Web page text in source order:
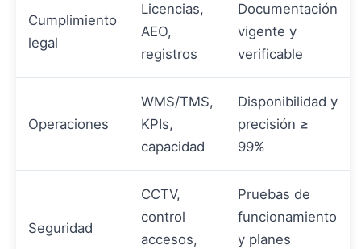
Cumplimiento
legal
Licencias,
AEO,
registros
Documentación
vigente y
verificable
Operaciones
WMS/TMS,
KPIs,
capacidad
Disponibilidad y
precisión ≥
99%
Seguridad
CCTV,
control
accesos,
Pruebas de
funcionamiento
y planes